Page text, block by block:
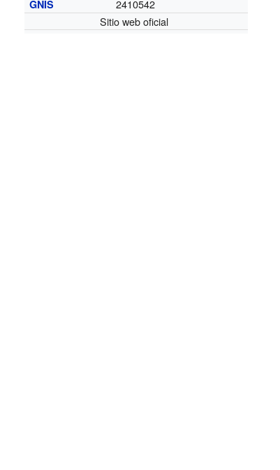
GNIS
2410542
Sitio web oficial